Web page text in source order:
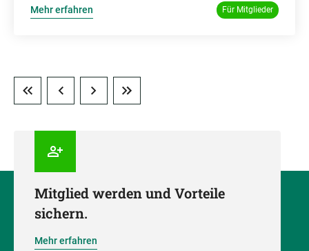
Mehr erfahren Für Mitglieder
Mitglied werden und Vorteile
sichern.
Mehr erfahren